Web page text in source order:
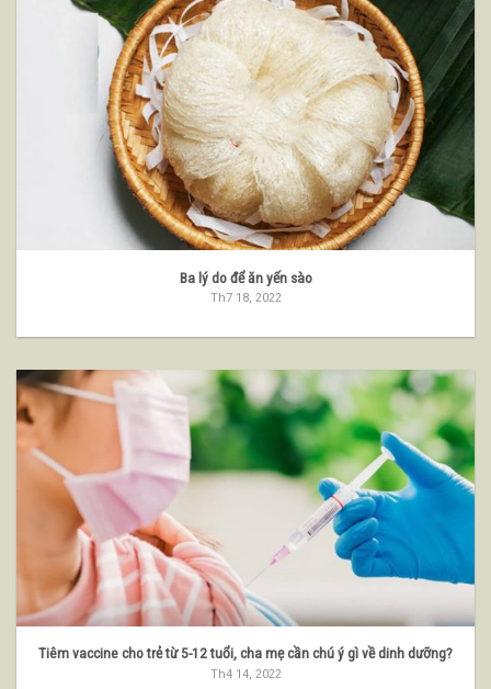
Ba lý do để ăn yến sào
Th7 18, 2022
Tiêm vaccine cho trẻ từ 5-12 tuổi, cha mẹ cần chú ý gì về dinh dưỡng?
Th4 14, 2022